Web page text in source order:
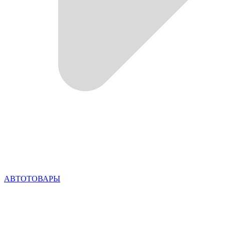
АВТОТОВАРЫ